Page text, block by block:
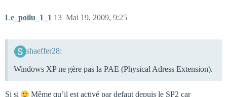
Le_poilu_1_1 Mai 19, 2009, 9:25
13
shaeffer28:
Windows XP ne gère pas la PAE (Physical Adress Extension).
Si si Même qu’il est activé par defaut depuis le SP2 car